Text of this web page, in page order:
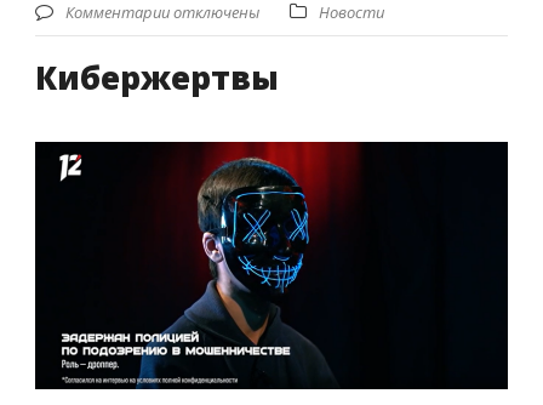
Комментарии отключены
Новости
Кибержертвы